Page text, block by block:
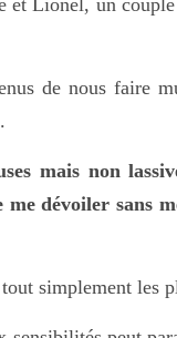
de nous faire
mais non
dévoiler sans
simplement les